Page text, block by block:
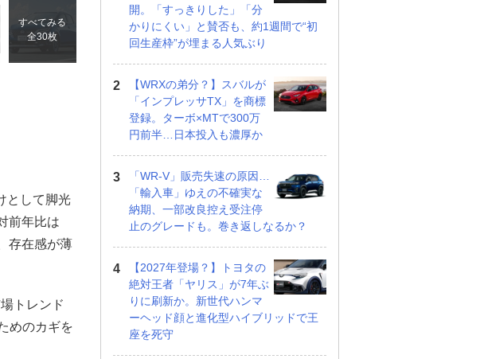
すべてみる
全30枚
として脚光
前年比は
存在感が薄
トレンド
めのカギを
開。「すっきりした」「分
かりにくい」と賛否も、約1週間で“初
回生産枠”が埋まる人気ぶり
【WRXの弟分？】スバルが
「インプレッサTX」を商標
登録。ターボ×MTで300万
円前半…日本投入も濃厚か
「WR-V」販売失速の原因…
「輸入車」ゆえの不確実な
納期、一部改良控え受注停
止のグレードも。巻き返しなるか？
【2027年登場？】トヨタの
絶対王者「ヤリス」が7年ぶ
りに刷新か。新世代ハンマ
ーヘッド顔と進化型ハイブリッドで王
座を死守